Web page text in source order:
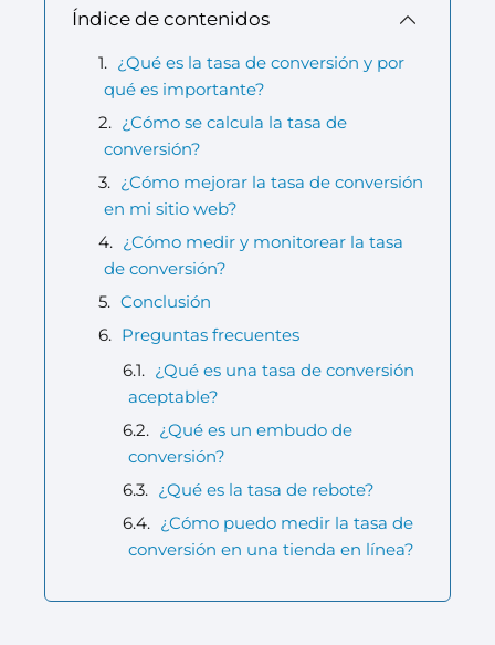
Índice de contenidos
¿Qué es la tasa de conversión y por
qué es importante?
¿Cómo se calcula la tasa de
conversión?
¿Cómo mejorar la tasa de conversión
en mi sitio web?
¿Cómo medir y monitorear la tasa
de conversión?
Conclusión
Preguntas frecuentes
¿Qué es una tasa de conversión
aceptable?
¿Qué es un embudo de
conversión?
¿Qué es la tasa de rebote?
¿Cómo puedo medir la tasa de
conversión en una tienda en línea?